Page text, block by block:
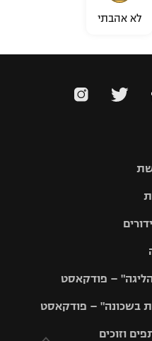
לא אהבתי
– פודקאסט
בשכונה" – פודקאסט
וזוכים